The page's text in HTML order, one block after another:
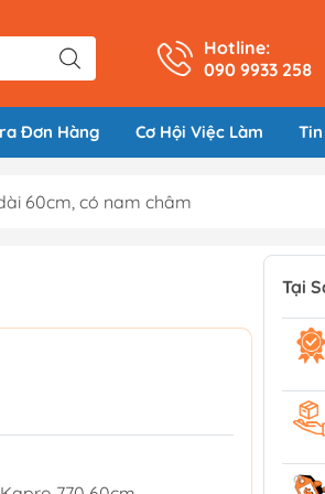
Hotline:
090 9933 258
Đơn Hàng Cơ Hội Việc Làm
60cm, có nam châm
Tại